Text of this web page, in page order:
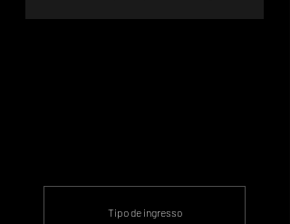
Tipo de ingresso